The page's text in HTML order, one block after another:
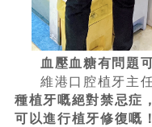
血壓血糖有問題
維港口腔植牙主
種植牙嘅絕對禁忌症
可以進行植牙修復嘅！